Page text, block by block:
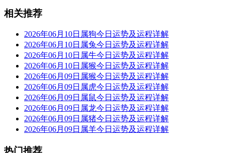
相关推荐
2026年06月10日属狗今日运势及运程详解
2026年06月10日属兔今日运势及运程详解
2026年06月10日属牛今日运势及运程详解
2026年06月10日属猴今日运势及运程详解
2026年06月09日属猴今日运势及运程详解
2026年06月09日属虎今日运势及运程详解
2026年06月09日属鼠今日运势及运程详解
2026年06月09日属龙今日运势及运程详解
2026年06月09日属猪今日运势及运程详解
2026年06月09日属羊今日运势及运程详解
热门推荐